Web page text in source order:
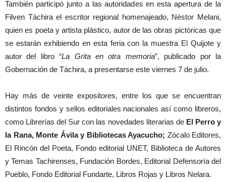
También participó junto a las autoridades en esta apertura de la
Filven Táchira el escritor regional homenajeado, Néstor Melani,
quien es poeta y artista plástico, autor de las obras pictóricas que
se estarán exhibiendo en esta feria con la muestra El Quijote y
autor del libro “La Grita en otra memoria”, publicado por la
Gobernación de Táchira, a presentarse este viernes 7 de julio.
Hay más de veinte expositores, entre los que se encuentran
distintos fondos y sellos editoriales nacionales así como libreros,
como Librerías del Sur con las novedades literarias de El Perro y
la Rana, Monte Ávila y Bibliotecas Ayacucho; Zócalo Editores,
El Rincón del Poeta, Fondo editorial UNET, Biblioteca de Autores
y Temas Tachirenses, Fundación Bordes, Editorial Defensoría del
Pueblo, Fondo Editorial Fundarte, Libros Rojas y Libros Nelara.